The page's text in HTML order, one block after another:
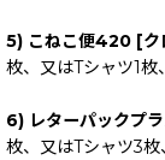
5) こねこ便420 [ク
枚、又はTシャツ1
6) レターパックプ
枚、又はTシャツ3